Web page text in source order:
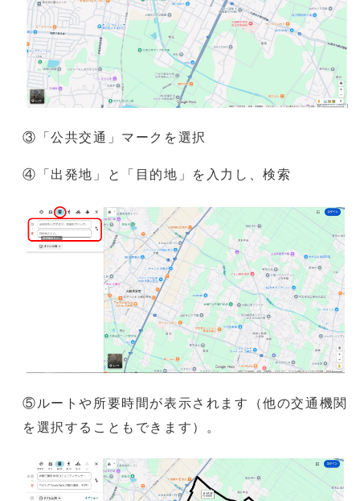
③「公共交通」マークを選択
④「出発地」と「目的地」を入力し、検索
⑤ルートや所要時間が表示されます（他の交通機関
を選択することもできます）。